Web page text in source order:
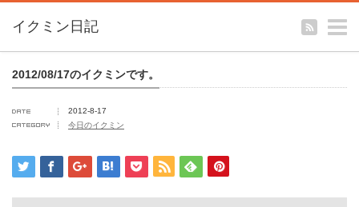
イクミン日記
2012/08/17のイクミンです。
2012-8-17
今日のイクミン